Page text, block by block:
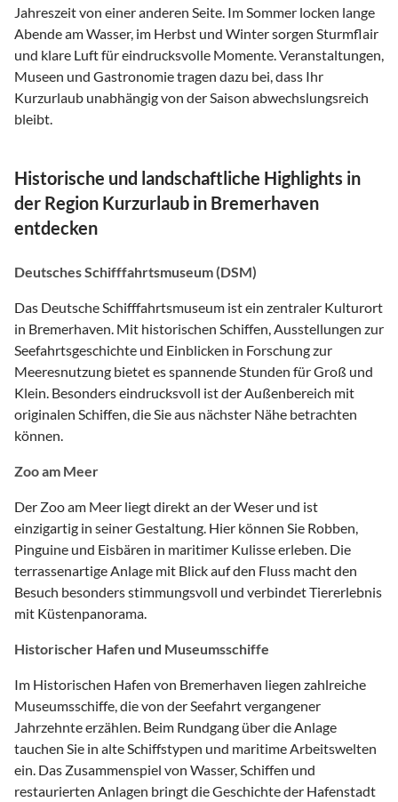
Jahreszeit von einer anderen Seite. Im Sommer locken lange
Abende am Wasser, im Herbst und Winter sorgen Sturmflair
und klare Luft für eindrucksvolle Momente. Veranstaltungen,
Museen und Gastronomie tragen dazu bei, dass Ihr
Kurzurlaub unabhängig von der Saison abwechslungsreich
bleibt.
Historische und landschaftliche Highlights in
der Region Kurzurlaub in Bremerhaven
entdecken
Deutsches Schifffahrtsmuseum (DSM)
Das Deutsche Schifffahrtsmuseum ist ein zentraler Kulturort
in Bremerhaven. Mit historischen Schiffen, Ausstellungen zur
Seefahrtsgeschichte und Einblicken in Forschung zur
Meeresnutzung bietet es spannende Stunden für Groß und
Klein. Besonders eindrucksvoll ist der Außenbereich mit
originalen Schiffen, die Sie aus nächster Nähe betrachten
können.
Zoo am Meer
Der Zoo am Meer liegt direkt an der Weser und ist
einzigartig in seiner Gestaltung. Hier können Sie Robben,
Pinguine und Eisbären in maritimer Kulisse erleben. Die
terrassenartige Anlage mit Blick auf den Fluss macht den
Besuch besonders stimmungsvoll und verbindet Tiererlebnis
mit Küstenpanorama.
Historischer Hafen und Museumsschiffe
Im Historischen Hafen von Bremerhaven liegen zahlreiche
Museumsschiffe, die von der Seefahrt vergangener
Jahrzehnte erzählen. Beim Rundgang über die Anlage
tauchen Sie in alte Schiffstypen und maritime Arbeitswelten
ein. Das Zusammenspiel von Wasser, Schiffen und
restaurierten Anlagen bringt die Geschichte der Hafenstadt